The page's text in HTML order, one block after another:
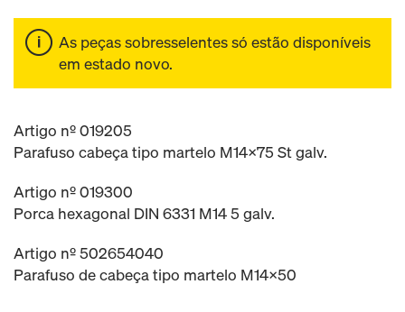
As peças sobresselentes só estão disponíveis
em estado novo.
Artigo nº 019205
Parafuso cabeça tipo martelo M14x75 St galv.
Artigo nº 019300
Porca hexagonal DIN 6331 M14 5 galv.
Artigo nº 502654040
Parafuso de cabeça tipo martelo M14x50